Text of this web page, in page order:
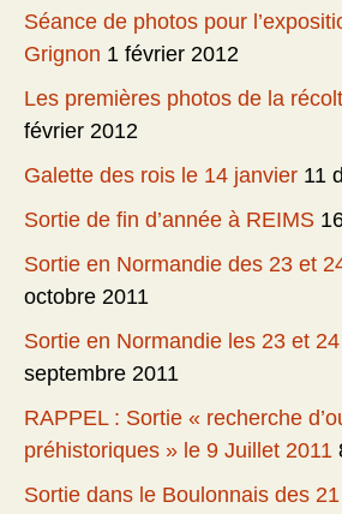
Séance de photos pour
Grignon 1 février 2012
Les premières photos de la
février 2012
Galette des rois le 14 janvier 11
Sortie de fin d’année à REIMS
Sortie en Normandie des 23 et
octobre 2011
Sortie en Normandie les 23 et
septembre 2011
RAPPEL : Sortie « recherche
préhistoriques » le 9 Juillet 2011
Sortie dans le Boulonnais des